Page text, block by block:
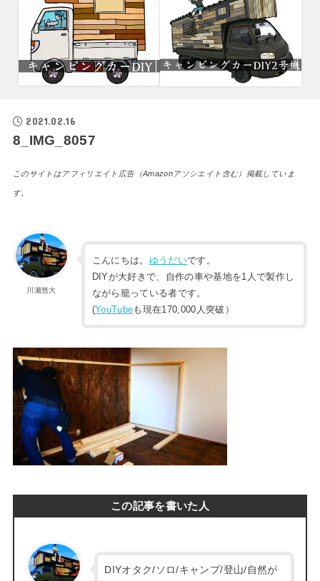
2021.02.16
8_IMG_8057
このサイトはアフィリエイト広告（Amazonアソシエイト含む）掲載していま
す。
川瀬悠大
こんにちは。 ゆうだいです。
DIYが大好きで、自作の車や基地を1人で製作し
ながら籠っている者です。
(YouTubeも現在170,000人突破）
この記事を書いた人
DIYオタク/ソロ/キャンプ/登山/自然が